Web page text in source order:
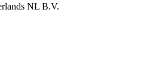
NL B.V.